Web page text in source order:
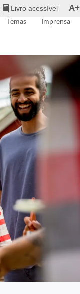
Livro acessível A+
Temas Imprensa